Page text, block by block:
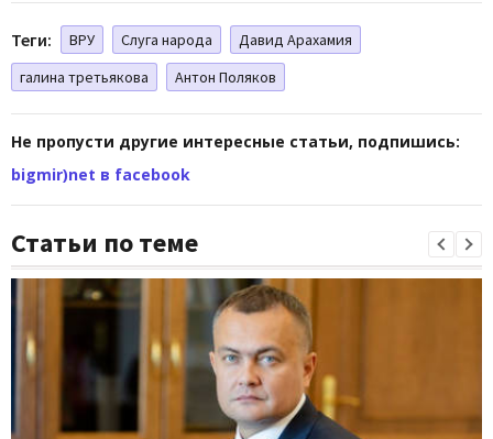
Теги: ВРУ Слуга народа
Давид Арахамия
галина третьякова
Антон Поляков
Не пропусти другие интересные статьи, подпишись:
bigmir)net в facebook
Статьи по теме